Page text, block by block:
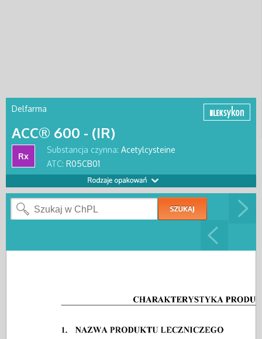
Delfarma
ACC® 600 - (IR)
Substancja czynna: Acetylcysteine
ATC: R05CB01
Rx